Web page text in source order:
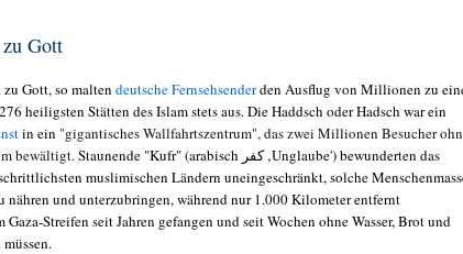
Gott
Gott, so malten deutsche Fernsehsenderden Ausflug von Millionen zu
heiligsten Stätten des Islam stets aus. Die Haddsch oder Hadsch war ein
in ein "gigantisches Wallfahrtszentrum", das zwei Millionen Besucher
bewältigt. Staunende "Kufr" (arabisch كفر ‚Unglaube') bewunderten das
muslimischen Ländern uneingeschränkt, solche
nähren und unterzubringen, während nur 1.000 Kilometer entfernt
Gaza-Streifen seit Jahren gefangen und seit Wochen ohne Wasser, Brot und